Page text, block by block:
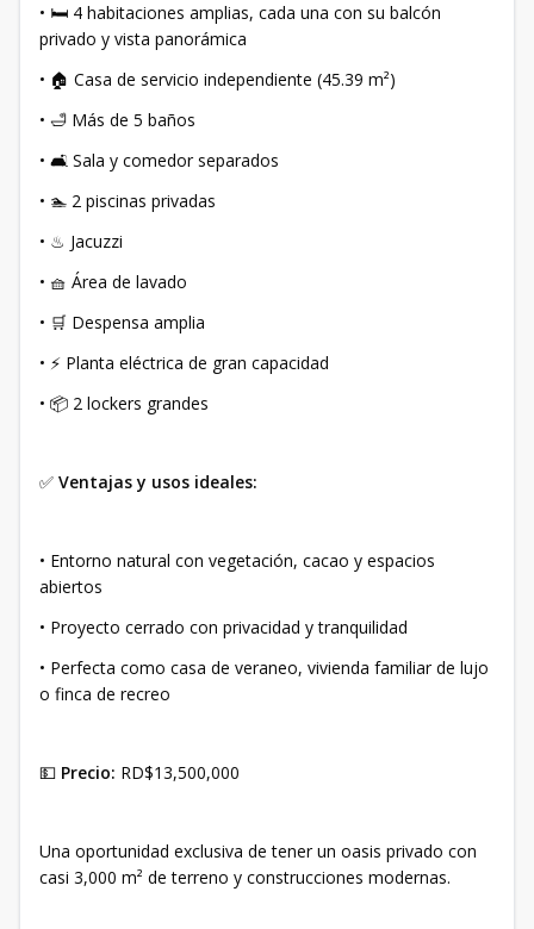
• 🛏 4 habitaciones amplias, cada una con su balcón
privado y vista panorámica
• 🏠 Casa de servicio independiente (45.39 m²)
• 🛁 Más de 5 baños
• 🛋 Sala y comedor separados
• 🏊 2 piscinas privadas
• ♨ Jacuzzi
• 🧺 Área de lavado
• 🛒 Despensa amplia
• ⚡ Planta eléctrica de gran capacidad
• 📦 2 lockers grandes
✅ Ventajas y usos ideales:
• Entorno natural con vegetación, cacao y espacios
abiertos
• Proyecto cerrado con privacidad y tranquilidad
• Perfecta como casa de veraneo, vivienda familiar de lujo
o finca de recreo
💵 Precio: RD$13,500,000
Una oportunidad exclusiva de tener un oasis privado con
casi 3,000 m² de terreno y construcciones modernas.